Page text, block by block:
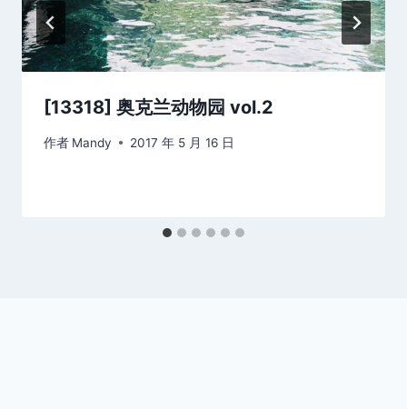
[13318] 奥克兰动物园 vol.2
作者 Mandy 2017 年 5 月 16 日